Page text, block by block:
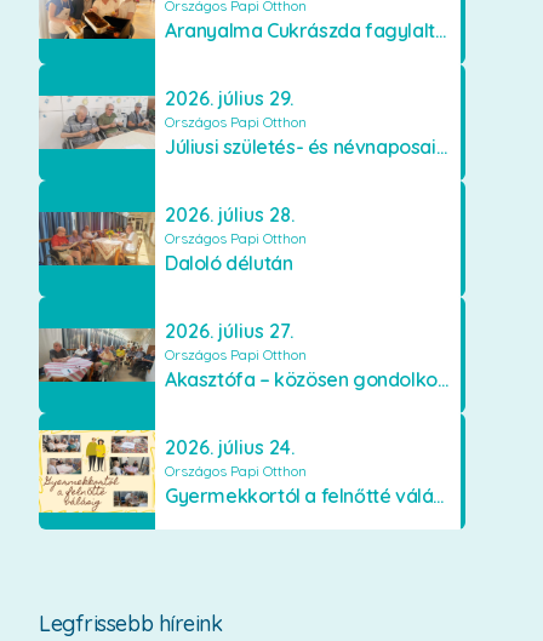
Országos Papi Otthon
Aranyalma Cukrászda fagylaltos meglepetés
2026. július 29.
Országos Papi Otthon
Júliusi születés- és névnaposaink
2026. július 28.
Országos Papi Otthon
Daloló délután
2026. július 27.
Országos Papi Otthon
Akasztófa – közösen gondolkodva
2026. július 24.
Országos Papi Otthon
Gyermekkortól a felnőtté válásig
Legfrissebb híreink